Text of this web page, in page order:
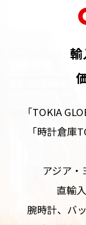
輸
「TOKIA
「時計倉庫
アジア
直輸
腕時計、バ